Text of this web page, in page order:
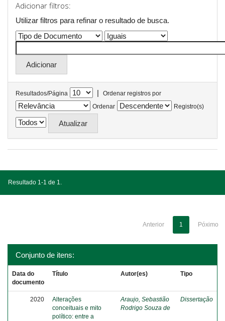
Adicionar filtros:
Utilizar filtros para refinar o resultado de busca.
Resultados/Página |
Ordenar registros por
Ordenar
Registro(s)
Resultado 1-1 de 1.
Anterior 1 Póximo
Conjunto de itens:
Data do
documento
Título Autor(es) Tipo
2020
Alterações
conceituais e mito
político: entre a
Araujo, Sebastião
Rodrigo Souza de
Dissertação